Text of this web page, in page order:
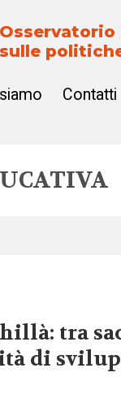
Osservatorio
sulle
Contatti
tra
di